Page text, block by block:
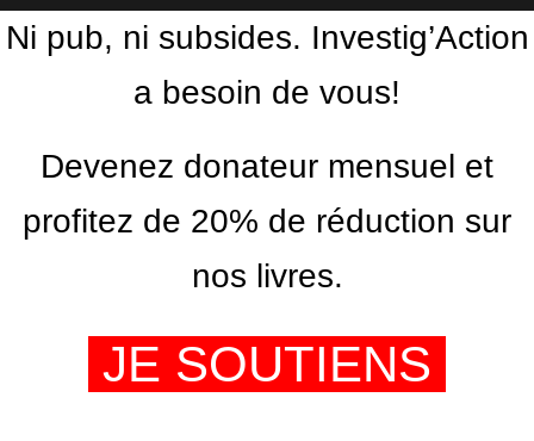
Ni pub, ni subsides. Investig’Action
a besoin de vous!
Devenez donateur mensuel et
profitez de 20% de réduction sur
nos livres.
JE SOUTIENS